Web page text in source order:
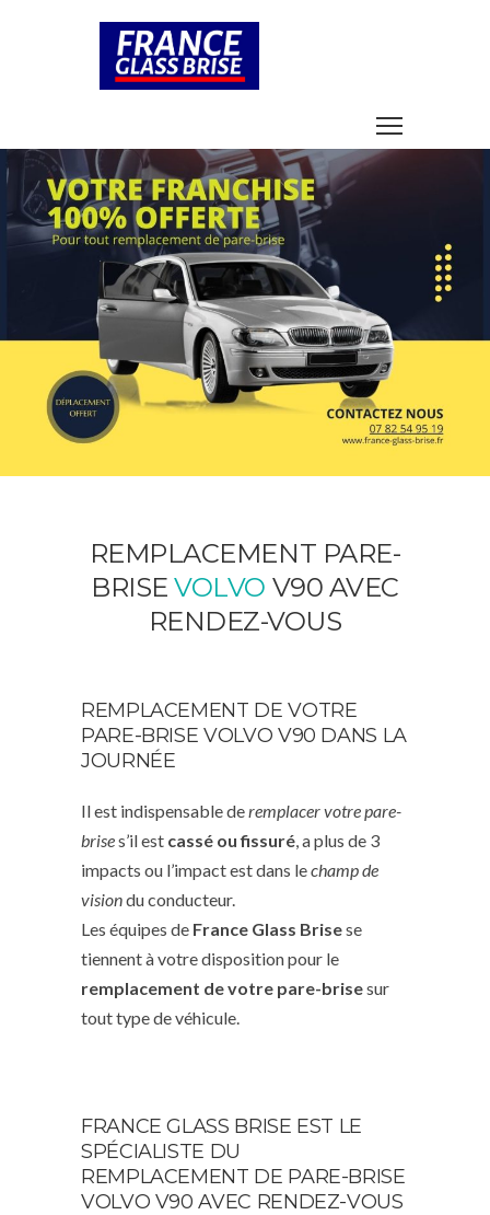
REMPLACEMENT PARE-
BRISEVOLVO V90 AVEC
RENDEZ-VOUS
REMPLACEMENT DE VOTRE
PARE-BRISE VOLVO V90 DANS LA
JOURNÉE
Il est indispensable deremplacer votre pare-
brises’il est cassé ou fissuré , a plus de 3
impacts ou l’impact est dans lechamp de
visiondu conducteur.
Les équipes de France Glass Brisese
tiennent à votre disposition pour le
remplacement de votre pare-brisesur
tout type de véhicule.
FRANCE GLASS BRISE EST LE
SPÉCIALISTE DU
REMPLACEMENT DE PARE-BRISE
VOLVO V90 AVEC RENDEZ-VOUS